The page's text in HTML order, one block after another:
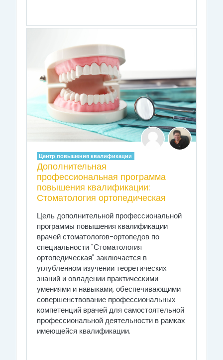
Центр повышения квалификации
Дополнительная
профессиональная программа
повышения квалификации:
Стоматология ортопедическая
Цель дополнительной профессиональной
программы повышения квалификации
врачей стоматологов-ортопедов по
специальности "Стоматология
ортопедическая" заключается в
углубленном изучении теоретических
знаний и овладении практическими
умениями и навыками, обеспечивающими
совершенствование профессиональных
компетенций врачей для самостоятельной
профессиональной деятельности в рамках
имеющейся квалификации.